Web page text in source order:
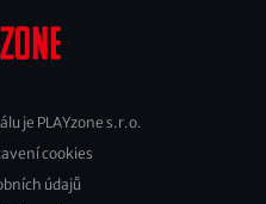
je PLAYzone s.r.o.
cookies
údajů